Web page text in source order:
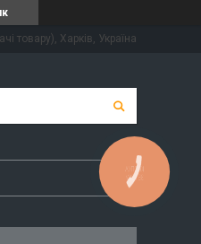
товару), Харків, Україна
КНОПКА
ЗВ'ЯЗКУ